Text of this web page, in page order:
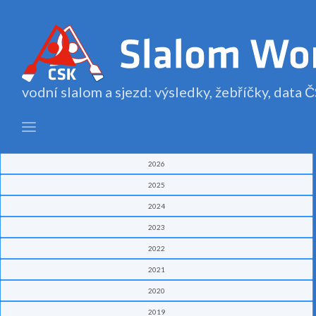
vodní slalom a sjezd: výsledky, žebříčky, data
2026
2025
2024
2023
2022
2021
2020
2019